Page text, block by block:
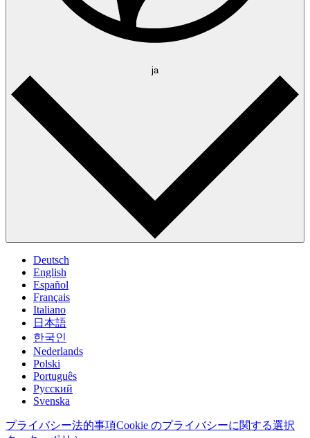
ja
Deutsch
English
Español
Français
Italiano
日本語
한국인
Nederlands
Polski
Português
Pусский
Svenska
プライバシー法的事項Cookie のプライバシーに関する選択